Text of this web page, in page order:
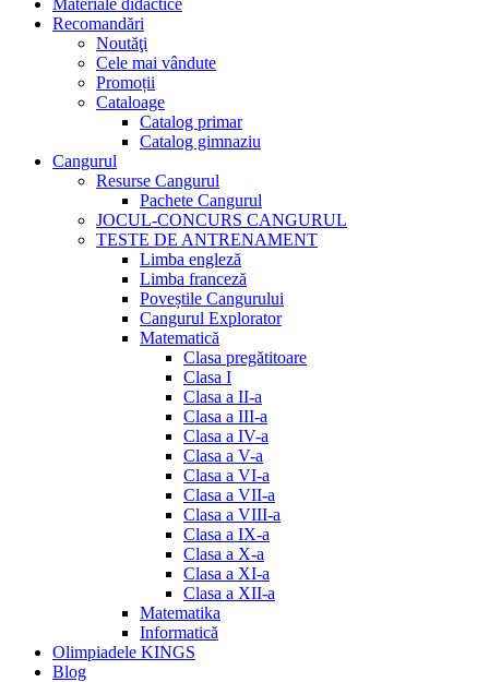
Materiale didactice
Recomandări
Noutăţi
Cele mai vândute
Promoții
Cataloage
Catalog primar
Catalog gimnaziu
Cangurul
Resurse Cangurul
Pachete Cangurul
JOCUL-CONCURS CANGURUL
TESTE DE ANTRENAMENT
Limba engleză
Limba franceză
Poveștile Cangurului
Cangurul Explorator
Matematică
Clasa pregătitoare
Clasa I
Clasa a II-a
Clasa a III-a
Clasa a IV-a
Clasa a V-a
Clasa a VI-a
Clasa a VII-a
Clasa a VIII-a
Clasa a IX-a
Clasa a X-a
Clasa a XI-a
Clasa a XII-a
Matematika
Informatică
Olimpiadele KINGS
Blog